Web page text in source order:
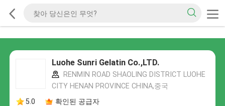
Luohe Sunri Gelatin Co.,LTD.
RENMIN ROAD SHAOLING DISTRICT LUOHE
CITY HENAN PROVINCE CHINA,중국
5.0
확인된 공급자